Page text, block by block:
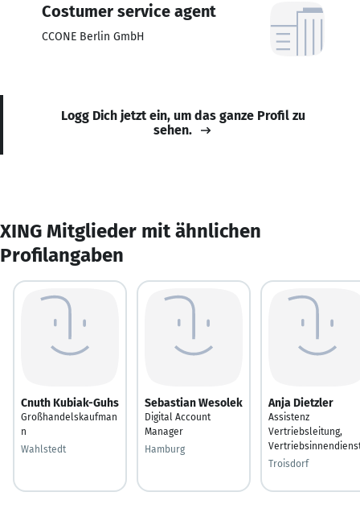
Costumer service agent
CCONE Berlin GmbH
Logg Dich jetzt ein, um das ganze Profil zu
sehen.
XING Mitglieder mit ähnlichen
Profilangaben
Cnuth Kubiak-Guhs
Großhandelskaufman
n
Wahlstedt
Sebastian Wesolek
Digital Account
Manager
Hamburg
Anja Dietzler
Assistenz
Vertriebsleitung,
Troisdorf